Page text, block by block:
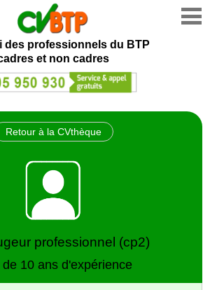
des professionnels du BTP
et non cadres
Retour à la CVthèque
professionnel (cp2)
de 10 ans d'expérience